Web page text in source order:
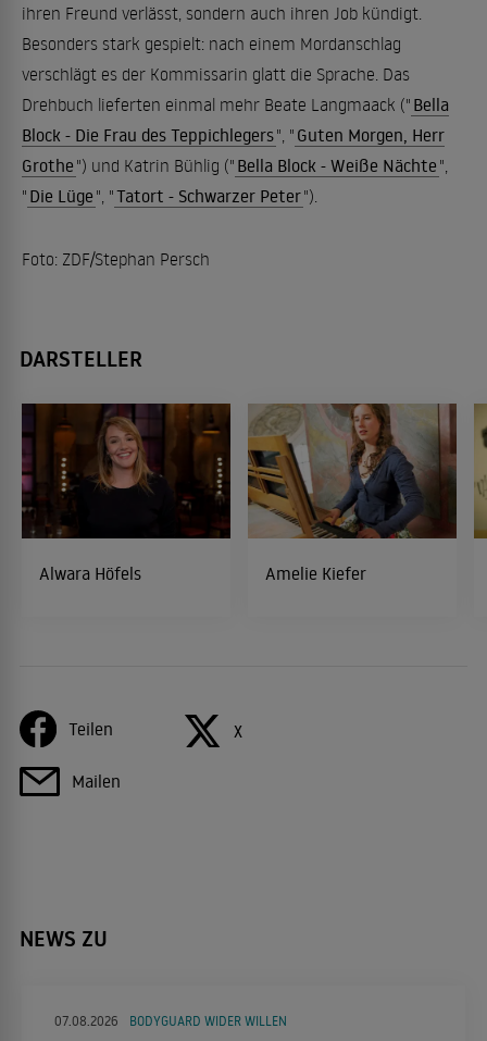
ihren Freund verlässt, sondern auch ihren Job kündigt.
Besonders stark gespielt: nach einem Mordanschlag
verschlägt es der Kommissarin glatt die Sprache. Das
Drehbuch lieferten einmal mehr Beate Langmaack (" Bella
Block - Die Frau des Teppichlegers", " Guten Morgen, Herr
Grothe ") und Katrin Bühlig (" Bella Block - Weiße Nächte ",
" Die Lüge ", "Tatort - Schwarzer Peter").
Foto: ZDF/Stephan Persch
DARSTELLER
Alwara Höfels Amelie Kiefer
Teilen X
Mailen
NEWS ZU
07.08.2026 BODYGUARD WIDER WILLEN